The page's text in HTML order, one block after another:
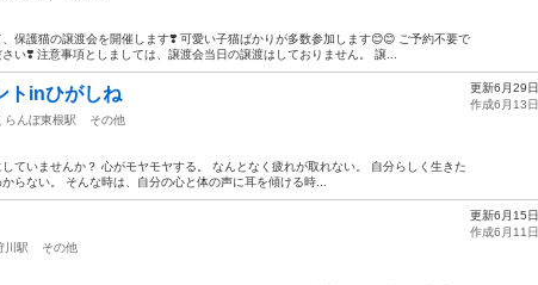
保護猫の譲渡会を開催します❣️ 可愛い子猫ばかりが多数参加します😊😊 ご予約不要で
い❣️ 注意事項としましては、譲渡会当日の譲渡はしておりません。 譲...
トinひがしね
らんぼ東根駅
その他
ていませんか？ 心がモヤモヤする。 なんとなく疲れが取れない。 自分らしく生きた
らない。 そんな時は、自分の心と体の声に耳を傾ける時...
更新6月29日
作成6月13日
川駅
その他
更新6月15日
作成6月11日